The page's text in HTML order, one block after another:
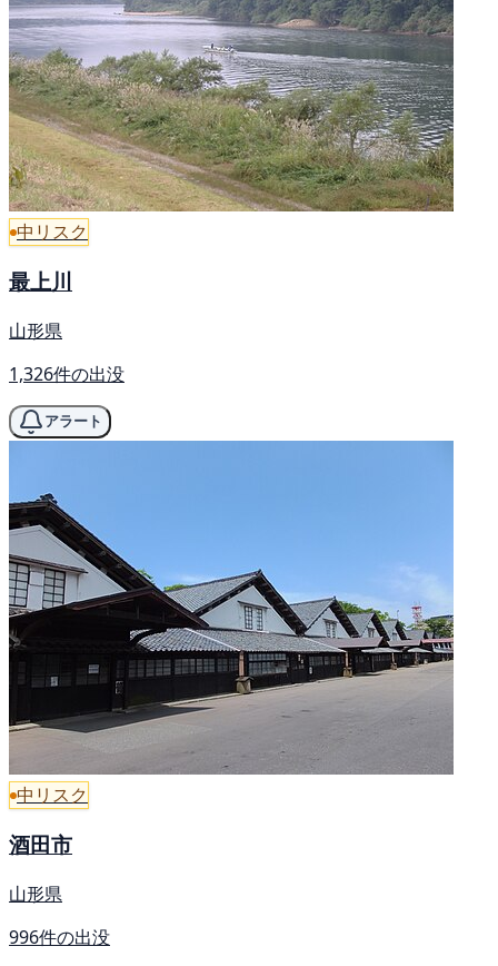
中リスク
最上川
山形県
1,326件の出没
アラート
中リスク
酒田市
山形県
996件の出没